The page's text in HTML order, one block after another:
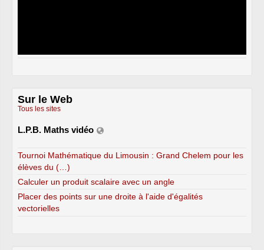
Sur le Web
Tous les sites
L.P.B. Maths vidéo
Tournoi Mathématique du Limousin : Grand Chelem pour les
élèves du (…)
Calculer un produit scalaire avec un angle
Placer des points sur une droite à l'aide d'égalités
vectorielles